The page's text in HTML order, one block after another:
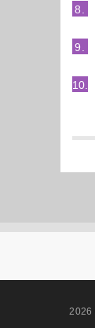
2026